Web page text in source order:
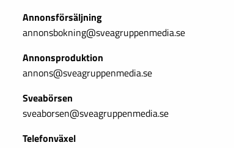
Annonsförsäljning
annonsbokning@sveagruppenmedia.se
Annonsproduktion
annons@sveagruppenmedia.se
Sveabörsen
sveaborsen@sveagruppenmedia.se
Telefonväxel